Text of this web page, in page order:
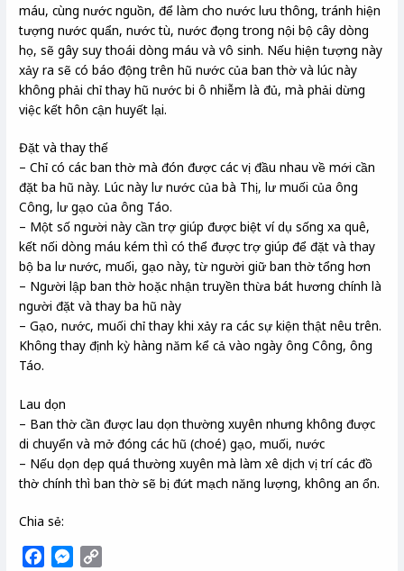
máu, cùng nước nguồn, để làm cho nước lưu thông, tránh hiện
tượng nước quẩn, nước tù, nước đọng trong nội bộ cây dòng
họ, sẽ gây suy thoái dòng máu và vô sinh. Nếu hiện tượng này
xảy ra sẽ có báo động trên hũ nước của ban thờ và lúc này
không phải chỉ thay hũ nước bi ô nhiễm là đủ, mà phải dừng
việc kết hôn cận huyết lại.
Đặt và thay thế
– Chỉ có các ban thờ mà đón được các vị đầu nhau về mới cần
đặt ba hũ này. Lúc này lư nước của bà Thị, lư muối của ông
Công, lư gạo của ông Táo.
– Một số người này cần trợ giúp được biệt ví dụ sống xa quê,
kết nối dòng máu kém thì có thể được trợ giúp để đặt và thay
bộ ba lư nước, muối, gạo này, từ người giữ ban thờ tổng hơn
– Người lập ban thờ hoặc nhận truyền thừa bát hương chính là
người đặt và thay ba hũ này
– Gạo, nước, muối chỉ thay khi xảy ra các sự kiện thật nêu trên.
Không thay định kỳ hàng năm kể cả vào ngày ông Công, ông
Táo.
Lau dọn
– Ban thờ cần được lau dọn thường xuyên nhưng không được
di chuyển và mở đóng các hũ (choé) gạo, muối, nước
– Nếu dọn dẹp quá thường xuyên mà làm xê dịch vị trí các đồ
thờ chính thì ban thờ sẽ bị đứt mạch năng lượng, không an ổn.
Chia sẻ:
M